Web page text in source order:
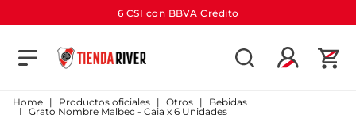
6 CSI con BBVA Crédito
Productos oficiales Otros
Bebidas
Grato Nombre Malbec - Caja x 6 Unidades
TÉRMINOS MÁS BUSCADOS
1
camiseta